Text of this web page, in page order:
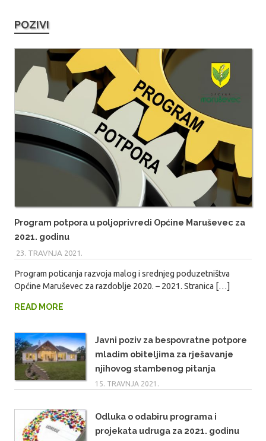
POZIVI
Program potpora u poljoprivredi Općine Maruševec za
2021. godinu
23. TRAVNJA 2021.
Program poticanja razvoja malog i srednjeg poduzetništva
Općine Maruševec za razdoblje 2020. – 2021. Stranica […]
READ MORE
Javni poziv za bespovratne potpore
mladim obiteljima za rješavanje
njihovog stambenog pitanja
15. TRAVNJA 2021.
Odluka o odabiru programa i
projekata udruga za 2021. godinu